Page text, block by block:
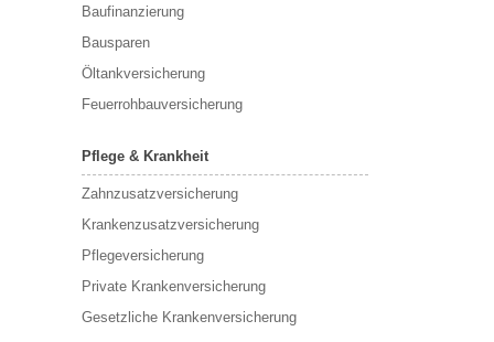
Baufinanzierung
Bausparen
Öltankversicherung
Feuerrohbauversicherung
Pflege & Krankheit
Zahnzusatzversicherung
Krankenzusatzversicherung
Pflegeversicherung
Private Krankenversicherung
Gesetzliche Krankenversicherung